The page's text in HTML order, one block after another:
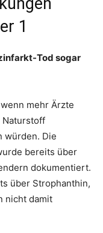
1
Tod sogar
mehr Ärzte
Naturstoff
würden. Die
bereits über
dokumentiert.
über Strophanthin,
nicht damit